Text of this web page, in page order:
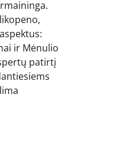
ir Mėnulio
patirtį